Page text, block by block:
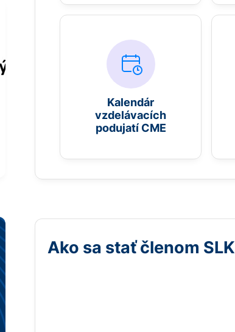
Kalendár
vzdelávacích
podujatí CME
Ako sa stať členom SLK